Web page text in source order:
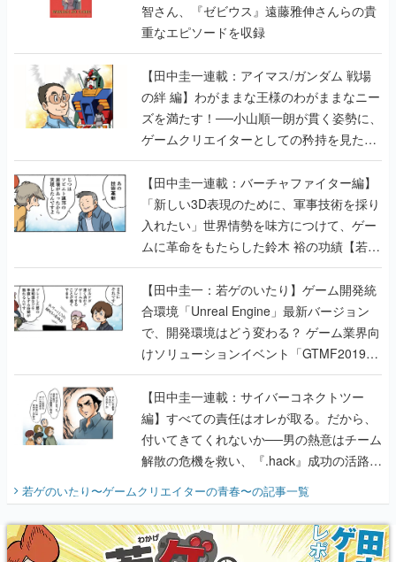
智さん、『ゼビウス』遠藤雅伸さんらの貴
重なエピソードを収録
【田中圭一連載：アイマス/ガンダム 戦場
の絆 編】わがままな王様のわがままなニー
ズを満たす！──小山順一朗が貫く姿勢に、
ゲームクリエイターとしての矜持を見た
【若ゲのいたり最終回】
【田中圭一連載：バーチャファイター編】
「新しい3D表現のために、軍事技術を採り
入れたい」世界情勢を味方につけて、ゲー
ムに革命をもたらした鈴木 裕の功績【若ゲ
のいたり】
【田中圭一：若ゲのいたり】ゲーム開発統
合環境「Unreal Engine」最新バージョン
で、開発環境はどう変わる？ ゲーム業界向
けソリューションイベント「GTMF2019」
に行って、より理解を深めよう【PR】
【田中圭一連載：サイバーコネクトツー
編】すべての責任はオレが取る。だから、
付いてきてくれないか──男の熱意はチーム
解散の危機を救い、『.hack』成功の活路を
開く。業界の快男児・松山 洋に流れる血は
『少年ジャンプ』色だった【若ゲのいた
り】
若ゲのいたり〜ゲームクリエイターの青春〜の記事一覧